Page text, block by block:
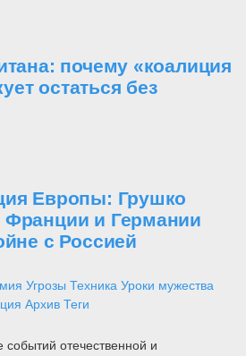
почему «коалиция
остаться без
Европы: Грушко
и Германии
с Россией
Угрозы Техника Уроки мужества
Архив Теги
событий отечественной и